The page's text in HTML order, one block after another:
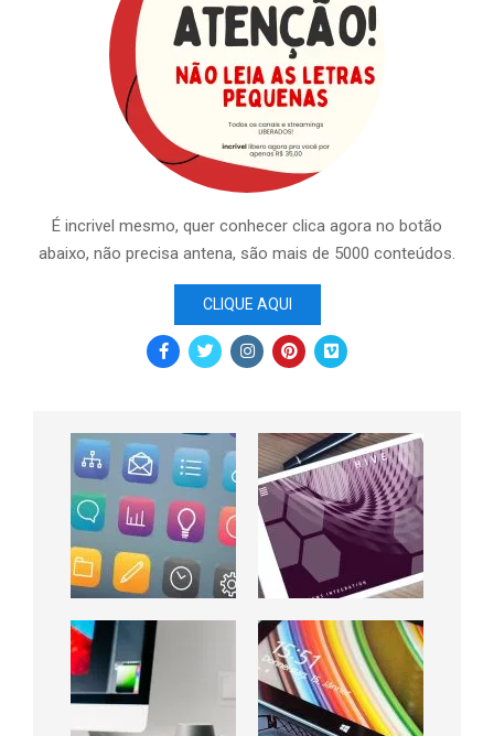
É incrivel mesmo, quer conhecer clica agora no botão
abaixo, não precisa antena, são mais de 5000 conteúdos.
CLIQUE AQUI